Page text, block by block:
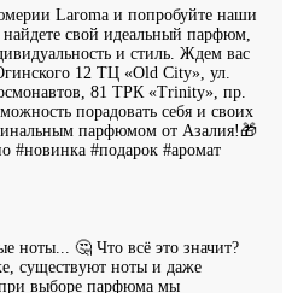
Laroma и попробуйте наши
свой идеальный парфюм,
и стиль. Ждем вас
12 ТЦ «Old City», ул.
81 ТРК «Trinity», пр.
порадовать себя и своих
парфюмом от Азалия!🎁
#новинка #подарок #аромат